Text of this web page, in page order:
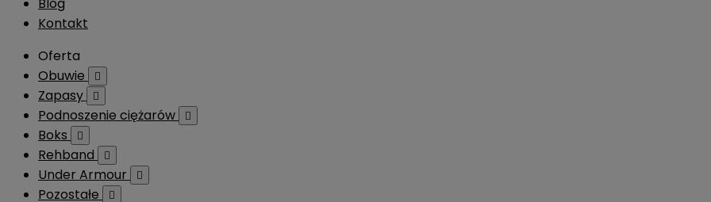
Kontakt
Oferta
Obuwie

Zapasy 
Podnoszenie ciężarów 
Boks 
Rehband 
Under Armour 
Pozostałe 